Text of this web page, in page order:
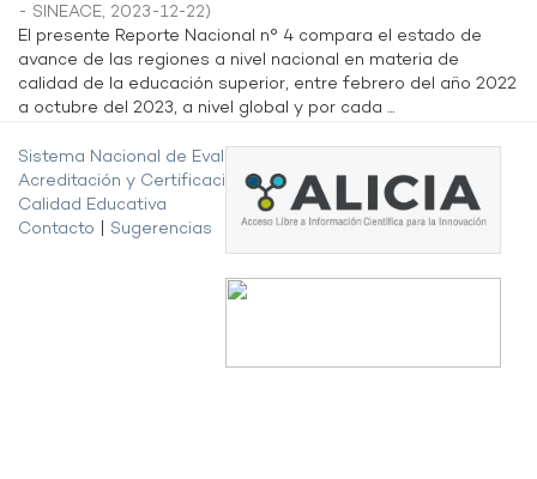
- SINEACE, 2023-12-22)
El presente Reporte Nacional n° 4 compara el estado de
avance de las regiones a nivel nacional en materia de
calidad de la educación superior, entre febrero del año 2022
a octubre del 2023, a nivel global y por cada ...
Sistema Nacional de Evaluación,
Acreditación y Certificación de la
Calidad Educativa
Contacto
Sugerencias